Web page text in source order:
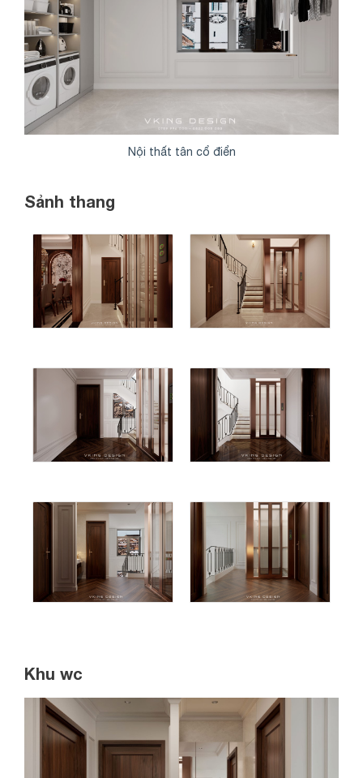
Nội thất tân cổ điển
Sảnh thang
Khu wc